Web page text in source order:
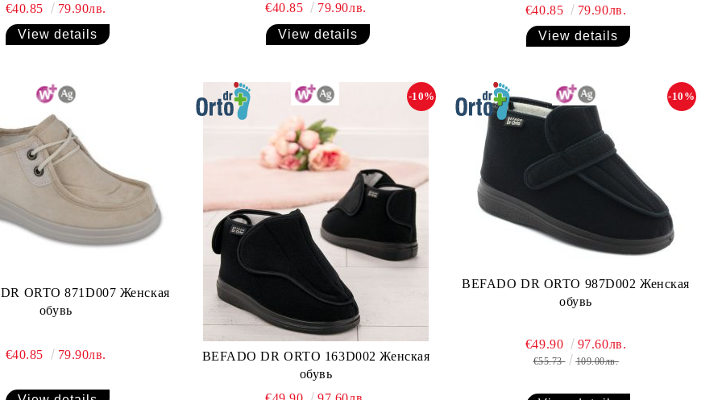
€40.85
79.90лв.
View details
€40.85
79.90лв.
View details
€40.85
79.90лв.
View details
ORTO 871D007 Женская
обувь
€40.85 79.90лв.
BEFADO DR ORTO 163D002 Женская
обувь
-10%
BEFADO DR ORTO 987D002 Женская
обувь
-10%
€49.90 97.60лв.
€55.73 109.00лв.